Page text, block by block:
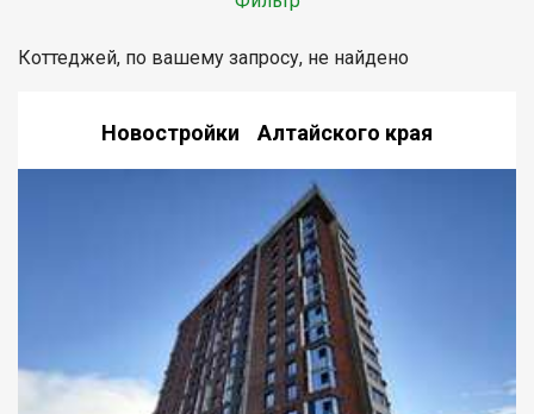
Коттеджей, по вашему запросу, не найдено
Новостройки Алтайского края